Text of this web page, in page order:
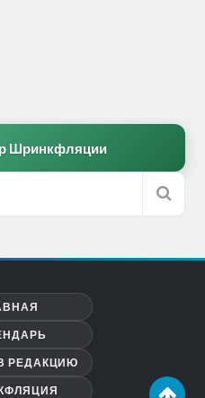
Шринкфляции
РЕДАКЦИЮ